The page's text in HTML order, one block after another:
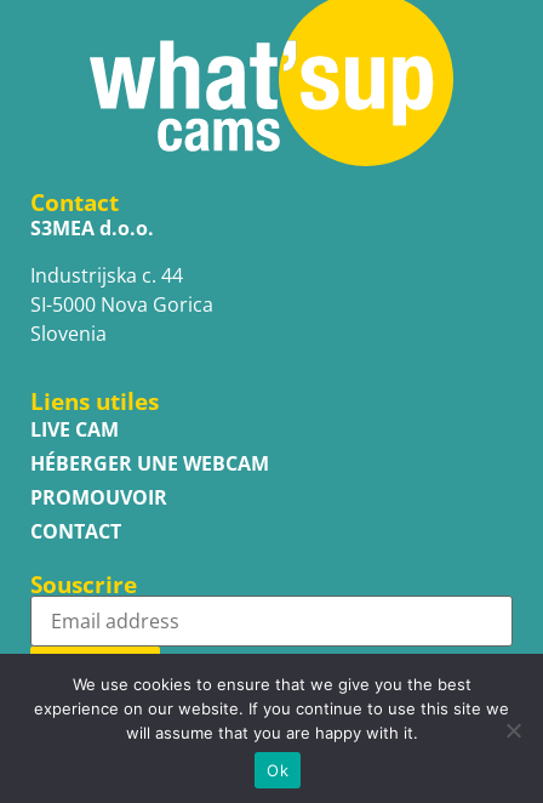
Contact
S3MEA d.o.o.
Industrijska c. 44
SI-5000 Nova Gorica
Slovenia
Liens utiles
LIVE CAM
HÉBERGER UNE WEBCAM
PROMOUVOIR
CONTACT
Souscrire
Subscribe
Copyright © WhatsupCams 2016 - 2026. All right reserved.
We use cookies to ensure that we give you the best
experience on our website. If you continue to use this site we
will assume that you are happy with it.
Ok